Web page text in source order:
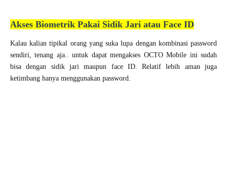
Akses Biometrik Pakai Sidik Jari atau Face ID
Kalau kalian tipikal orang yang suka lupa dengan kombinasi password
sendiri, tenang aja.. untuk dapat mengakses OCTO Mobile ini sudah
bisa dengan sidik jari maupun face ID. Relatif lebih aman juga
ketimbang hanya menggunakan password.